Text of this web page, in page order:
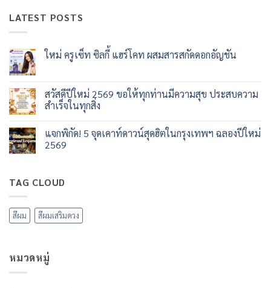
LATEST POSTS
ใหม่ ครูเซ็ท ซิลกี้ แฮร์โคท ผสมสารสกัดดอกอัญชัน
บน
ใหม่
ครู
ลกี้
แฮร์
โคท
อัญชัน
สวัสดีปีใหม่ 2569 ขอให้ทุกท่านมีความสุข ประสบความ
สำเร็จในทุกสิ่ง
เห็น
บน
สวัสดี
ขอ
ให้
มี
ความ
สำเร็จ
ใน
ทุก
แจกพิกัด! 5 จุดเคาท์ดาวน์สุดฮิตในกรุงเทพฯ ฉลองปีใหม่
2569
บน
แจก
จุด
เคา
ฮิต
ใน
กรุงเทพฯ
TAG CLOUD
สีผม สีผมเสริมดวง
หมวดหมู่